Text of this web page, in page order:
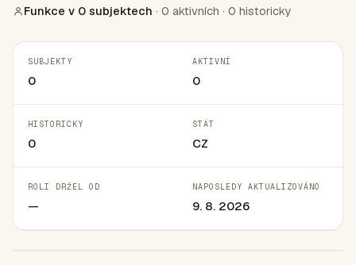
Funkce v 0 subjektech · 0 aktivních · 0 historicky
SUBJEKTY
0
AKTIVNÍ
0
HISTORICKY
0
STÁT
CZ
ROLI DRŽEL OD
—
NAPOSLEDY AKTUALIZOVÁNO
9. 8. 2026